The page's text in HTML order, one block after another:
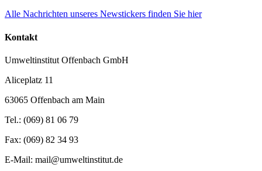
Alle Nachrichten unseres Newstickers finden Sie hier
Kontakt
Umweltinstitut Offenbach GmbH
Aliceplatz 11
63065 Offenbach am Main
Tel.: (069) 81 06 79
Fax: (069) 82 34 93
E-Mail: mail@umweltinstitut.de